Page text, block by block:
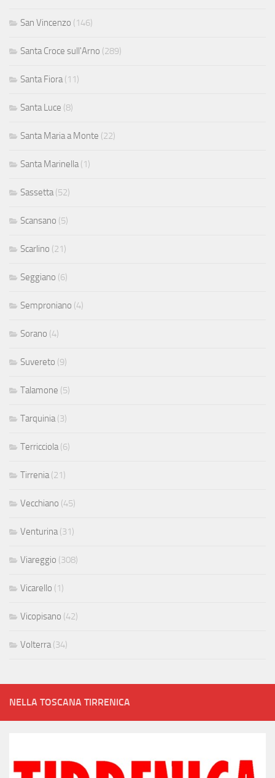
San Vincenzo (146)
Santa Croce sull'Arno (289)
Santa Fiora (11)
Santa Luce (8)
Santa Maria a Monte (22)
Santa Marinella (1)
Sassetta (52)
Scansano (5)
Scarlino (21)
Seggiano (6)
Semproniano (4)
Sorano (4)
Suvereto (9)
Talamone (5)
Tarquinia (3)
Terricciola (6)
Tirrenia (21)
Vecchiano (45)
Venturina (31)
Viareggio (308)
Vicarello (1)
Vicopisano (42)
Volterra (34)
NELLA TOSCANA TIRRENICA